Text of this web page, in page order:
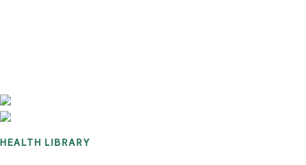
HEALTH LIBRARY